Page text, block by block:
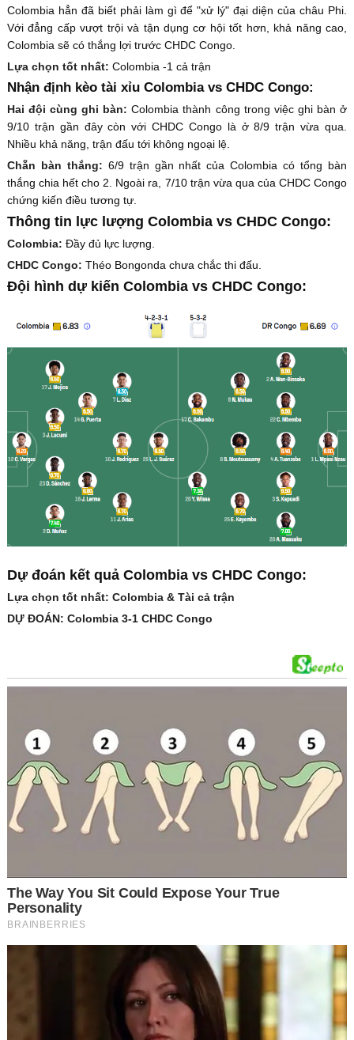
Colombia hẳn đã biết phải làm gì để "xử lý" đại diện của châu Phi.
Với đẳng cấp vượt trội và tận dụng cơ hội tốt hơn, khả năng cao,
Colombia sẽ có thắng lợi trước CHDC Congo.
Lựa chọn tốt nhất: Colombia -1 cả trận
Nhận định kèo tài xỉu Colombia vs CHDC Congo:
Hai đội cùng ghi bàn:Colombia thành công trong việc ghi bàn ở
9/10 trận gần đây còn với CHDC Congo là ở 8/9 trận vừa qua.
Nhiều khả năng, trận đấu tới không ngoại lệ.
Chẵn bàn thắng: 6/9 trận gần nhất của Colombia có tổng bàn
thắng chia hết cho 2. Ngoài ra, 7/10 trận vừa qua của CHDC Congo
chứng kiến điều tương tự.
Thông tin lực lượng Colombia vs CHDC Congo:
Colombia: Đầy đủ lực lượng.
CHDC Congo: Théo Bongonda chưa chắc thi đấu.
Đội hình dự kiến Colombia vs CHDC Congo:
Dự đoán kết quả Colombia vs CHDC Congo:
Lựa chọn tốt nhất: Colombia & Tài cả trận
DỰ ĐOÁN: Colombia 3-1 CHDC Congo